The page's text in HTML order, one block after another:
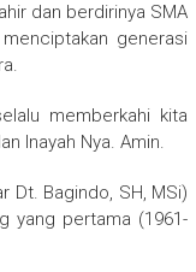
dan berdirinya SMA
generasi
memberkahi kita
Inayah Nya. Amin.
Dt. Bagindo, SH, MSi)
yang pertama (1961-